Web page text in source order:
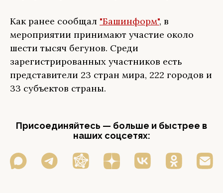
Как ранее сообщал "Башинформ", в
мероприятии принимают участие около
шести тысяч бегунов. Среди
зарегистрированных участников есть
представители 23 стран мира, 222 городов и
33 субъектов страны.
Присоединяйтесь — больше и быстрее в
наших соцсетях: